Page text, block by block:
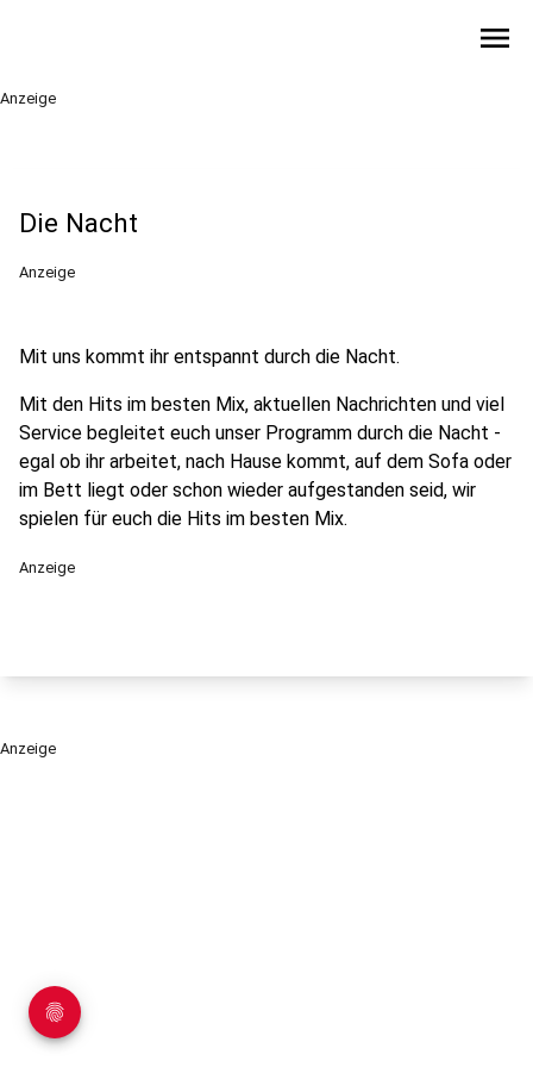
menu
Anzeige
Die Nacht
Anzeige
Mit uns kommt ihr entspannt durch die Nacht.
Mit den Hits im besten Mix, aktuellen Nachrichten und viel
Service begleitet euch unser Programm durch die Nacht -
egal ob ihr arbeitet, nach Hause kommt, auf dem Sofa oder
im Bett liegt oder schon wieder aufgestanden seid, wir
spielen für euch die Hits im besten Mix.
Anzeige
Anzeige